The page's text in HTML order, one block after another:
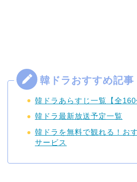
韓ドラあらすじ一覧【全160
韓ドラ最新放送予定一覧
韓ドラを無料で観れる！お
サービス